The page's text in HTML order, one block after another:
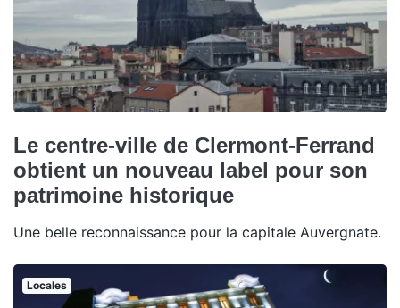
Le centre-ville de Clermont-Ferrand
obtient un nouveau label pour son
patrimoine historique
Une belle reconnaissance pour la capitale Auvergnate.
Locales